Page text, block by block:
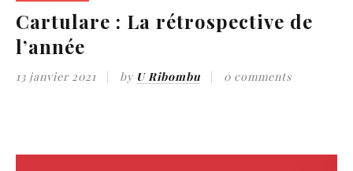
Cartulare : La rétrospective de
l’année
13 janvier 2021 by U Ribombu 0 comments